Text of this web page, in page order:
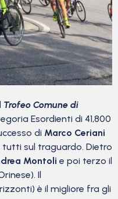
Trofeo Comune di
Esordienti di 41,800
di Marco Ceriani
tutti sul traguardo. Dietro
Montoli e poi terzo il
Il
è il migliore fra gli